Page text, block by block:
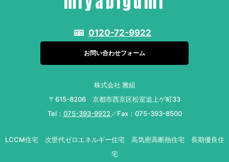
0120-72-9922
お問い合わせフォーム
株式会社 雅組
〒615-8206 京都市西京区松室追上ゲ町33
Tel： 075-393-9922 ／Fax：075-393-8500
LCCM住宅 次世代ゼロエネルギー住宅 高気密高断熱住宅 長期優良住
宅